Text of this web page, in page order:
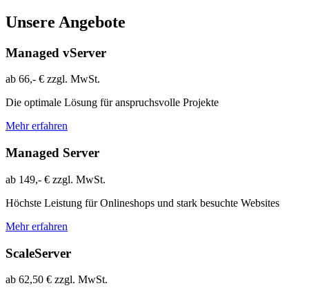
Unsere Angebote
Managed vServer
ab 66,- € zzgl. MwSt.
Die optimale Lösung für anspruchsvolle Projekte
Mehr erfahren
Managed Server
ab 149,- € zzgl. MwSt.
Höchste Leistung für Onlineshops und stark besuchte Websites
Mehr erfahren
ScaleServer
ab 62,50 € zzgl. MwSt.